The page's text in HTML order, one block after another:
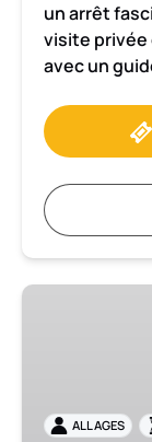
un arrêt
visite privée
avec un
Transfert
avec
ALL AGES